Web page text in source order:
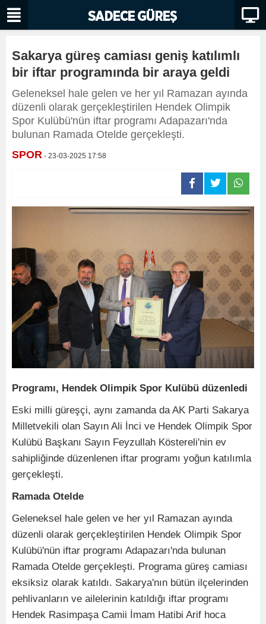
Sakarya güreş camiası geniş katılımlı
bir iftar programında bir araya geldi
Geleneksel hale gelen ve her yıl Ramazan ayında
düzenli olarak gerçekleştirilen Hendek Olimpik
Spor Kulübü'nün iftar programı Adapazarı'nda
bulunan Ramada Otelde gerçekleşti.
SPOR - 23-03-2025 17:58
Programı, Hendek Olimpik Spor Kulübü düzenledi
Eski milli güreşçi, aynı zamanda da AK Parti Sakarya
Milletvekili olan Sayın Ali İnci ve Hendek Olimpik Spor
Kulübü Başkanı Sayın Feyzullah Köstereli'nin ev
sahipliğinde düzenlenen iftar programı yoğun katılımla
gerçekleşti.
Ramada Otelde
Geleneksel hale gelen ve her yıl Ramazan ayında
düzenli olarak gerçekleştirilen Hendek Olimpik Spor
Kulübü'nün iftar programı Adapazarı'nda bulunan
Ramada Otelde gerçekleşti. Programa güreş camiası
eksiksiz olarak katıldı. Sakarya'nın bütün ilçelerinden
pehlivanların ve ailelerinin katıldığı iftar programı
Hendek Rasimpaşa Camii İmam Hatibi Arif hoca